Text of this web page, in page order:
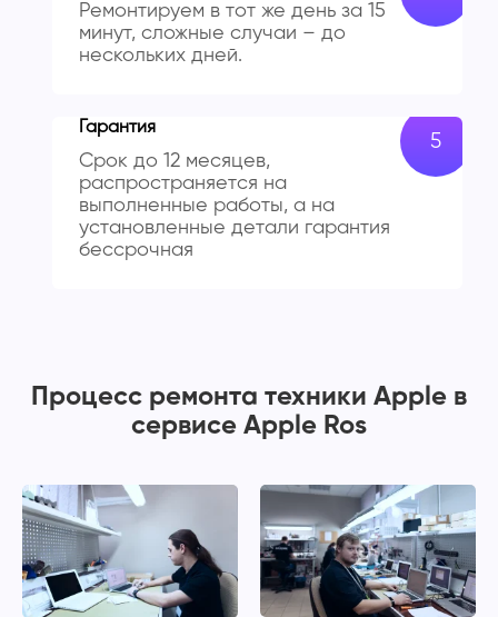
Ремонтируем в тот же день за 15
минут, сложные случаи – до
нескольких дней.
Гарантия
Срок до 12 месяцев,
распространяется на
выполненные работы, а на
установленные детали гарантия
бессрочная
Процесс ремонта техники Apple в
сервисе Apple Ros